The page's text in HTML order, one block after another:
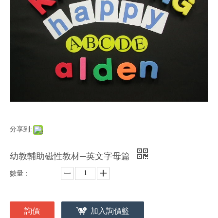
分享到:
幼教輔助磁性教材─英文字母篇
數量：
詢價 加入詢價籃